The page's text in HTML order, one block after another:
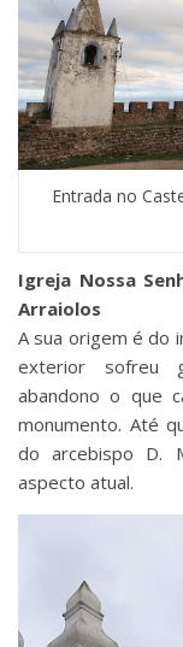
Entrada no
Igreja Nossa
Arraiolos
A sua origem é do
exterior sofreu
abandono o que
monumento. Até
do arcebispo D.
aspecto atual.